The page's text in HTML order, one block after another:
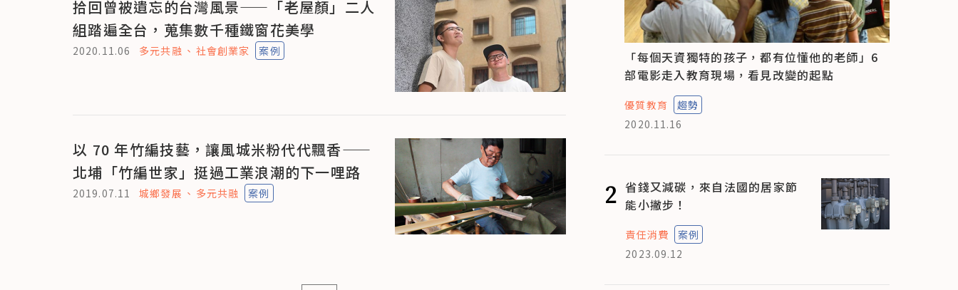
拾回曾被遺忘的台灣風景——「老屋顏」二人
組踏遍全台，蒐集數千種鐵窗花美學
2020.11.06 多元共融 社會創業家 案例
以 70 年竹編技藝，讓風城米粉代代飄香——
北埔「竹編世家」挺過工業浪潮的下一哩路
2019.07.11 城鄉發展 多元共融 案例
「每個天資獨特的孩子，都有位懂他的老師」6
部電影走入教育現場，看見改變的起點
優質教育
趨勢
2020.11.16
2 省錢又減碳，來自法國的居家節
能小撇步！
責任消費
案例
2023.09.12